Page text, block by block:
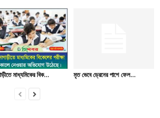
মাধ্যমিকের বিক... মৃত ভেবে ড্রেনের পাশে ফেল...